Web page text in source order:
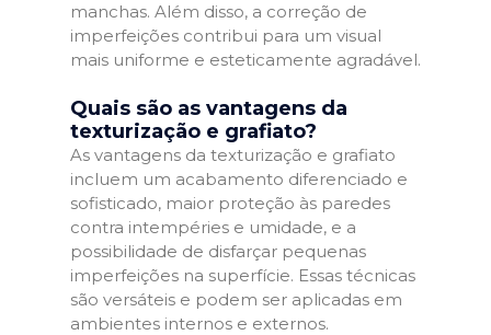
manchas. Além disso, a correção de
imperfeições contribui para um visual
mais uniforme e esteticamente agradável.
Quais são as vantagens da
texturização e grafiato?
As vantagens da texturização e grafiato
incluem um acabamento diferenciado e
sofisticado, maior proteção às paredes
contra intempéries e umidade, e a
possibilidade de disfarçar pequenas
imperfeições na superfície. Essas técnicas
são versáteis e podem ser aplicadas em
ambientes internos e externos.